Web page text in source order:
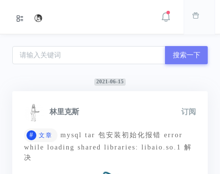
搜索一下
2021-06-15
林里克斯 订阅
# 文章
mysql tar 包安装初始化报错 error
while loading shared libraries: libaio.so.1 解
决